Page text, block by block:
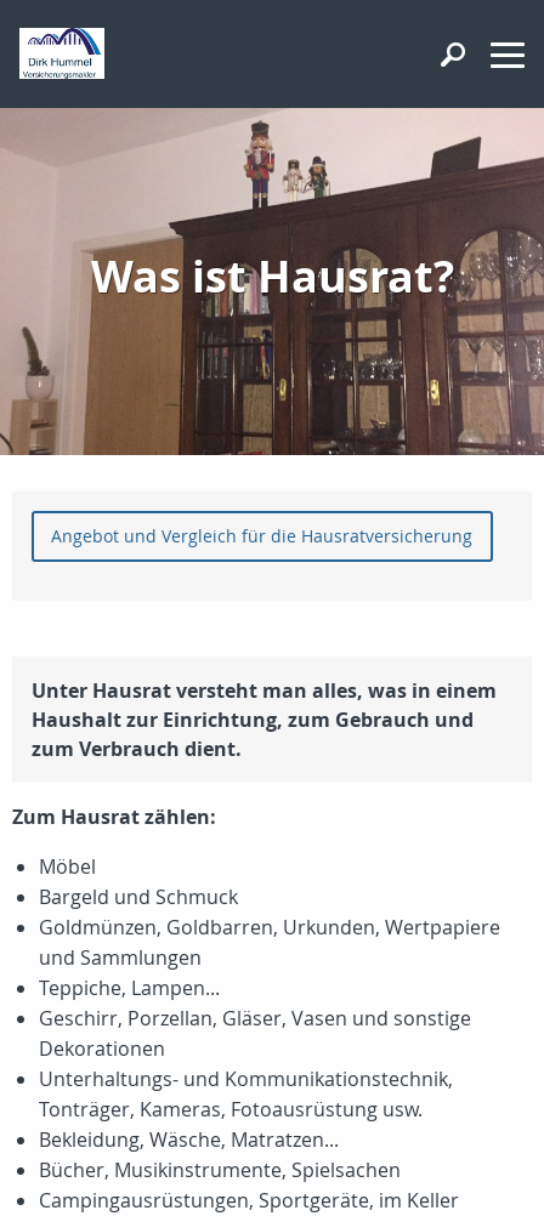
Was ist Hausrat?
Angebot und Vergleich für die Hausratversicherung
Unter Hausrat versteht man alles, was in einem
Haushalt zur Einrichtung, zum Gebrauch und
zum Verbrauch dient.
Zum Hausrat zählen:
Möbel
Bargeld und Schmuck
Goldmünzen, Goldbarren, Urkunden, Wertpapiere
und Sammlungen
Teppiche, Lampen...
Geschirr, Porzellan, Gläser, Vasen und sonstige
Dekorationen
Unterhaltungs- und Kommunikationstechnik,
Tonträger, Kameras, Fotoausrüstung usw.
Bekleidung, Wäsche, Matratzen...
Bücher, Musikinstrumente, Spielsachen
Campingausrüstungen, Sportgeräte, im Keller